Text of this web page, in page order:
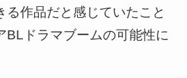
る作品だと感じていたこと
BLドラマブームの可能性に